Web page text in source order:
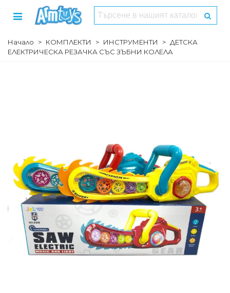
Начало > КОМПЛЕКТИ > ИНСТРУМЕНТИ > ДЕТСКА
ЕЛЕКТРИЧЕСКА РЕЗАЧКА СЪС ЗЪБНИ КОЛЕЛА